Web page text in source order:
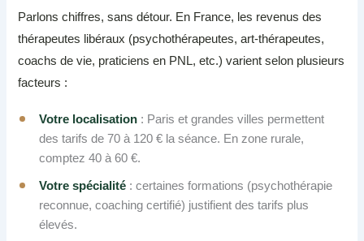
Parlons chiffres, sans détour. En France, les revenus des
thérapeutes libéraux (psychothérapeutes, art-thérapeutes,
coachs de vie, praticiens en PNL, etc.) varient selon plusieurs
facteurs :
Votre localisation : Paris et grandes villes permettent
des tarifs de 70 à 120 € la séance. En zone rurale,
comptez 40 à 60 €.
Votre spécialité : certaines formations (psychothérapie
reconnue, coaching certifié) justifient des tarifs plus
élevés.